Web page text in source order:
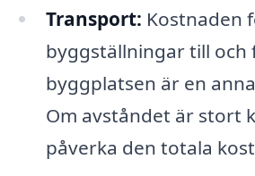
Transport: Kostnaden
byggställningar till och
byggplatsen är en
Om avståndet är stort
påverka den totala